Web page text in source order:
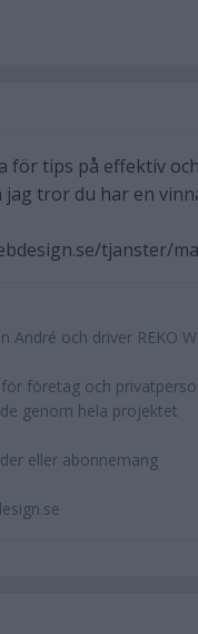
för tips på effektiv
jag tror du har en
tjanster/
André och driver REKO
företag och
genom hela projektet
eller abonnemang